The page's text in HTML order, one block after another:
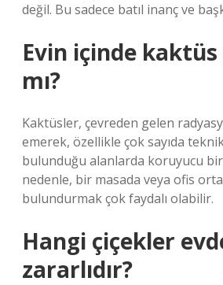
değil. Bu sadece batıl inanç ve
Evin içinde kaktüs
mı?
Kaktüsler, çevreden gelen
emerek, özellikle çok sayıda
bulunduğu alanlarda koruyucu
nedenle, bir masada veya ofis
bulundurmak çok faydalı olabilir.
Hangi çiçekler
zararlıdır?